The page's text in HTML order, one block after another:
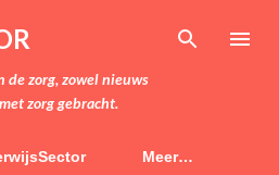
hoofdcontent
zorg, zowel nieuws
zorg gebracht.
Meer…